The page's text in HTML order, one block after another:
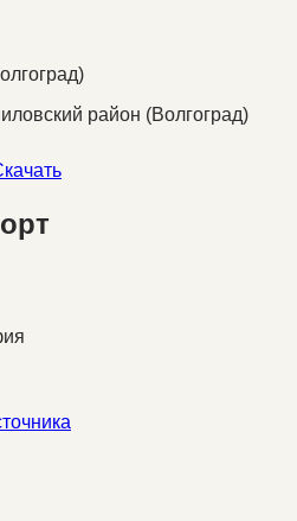
район (Волгоград)